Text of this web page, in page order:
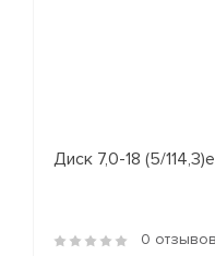
Диск 7,0-18 (5/
0 отзывов